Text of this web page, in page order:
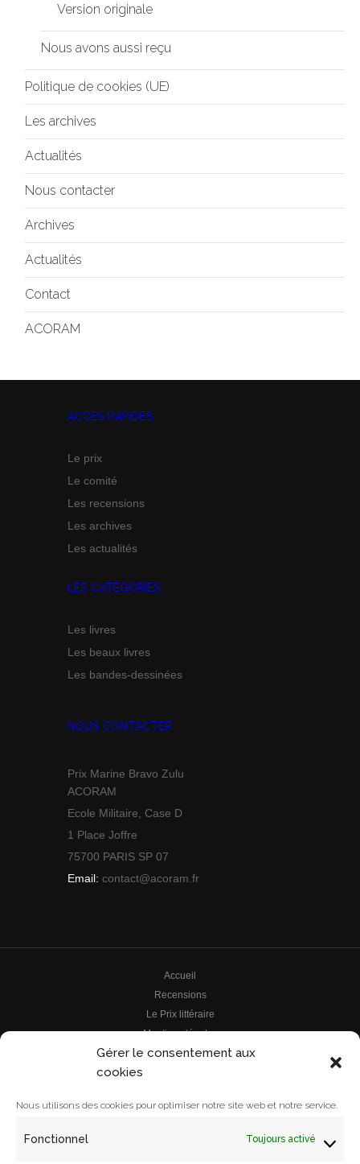
Gérer le consentement aux
cookies
Nous utilisons des cookies pour optimiser notre site web et notre service.
Fonctionnel Toujours activé
Version originale
Nous avons aussi reçu
Politique de cookies (UE)
Les archives
Actualités
Nous contacter
Archives
Actualités
Contact
ACORAM
ACCES RAPIDES
Le prix
Le comité
Les recensions
Les archives
Les actualités
LES CATÉGORIES
Les livres
Les beaux livres
Les bandes-dessinées
NOUS CONTACTER
Prix Marine Bravo Zulu
ACORAM
Ecole Militaire, Case D
1 Place Joffre
75700 PARIS SP 07
Email: contact@acoram.fr
Accueil
Recensions
Le Prix littéraire
Mentions légales
Le prix
Le comité